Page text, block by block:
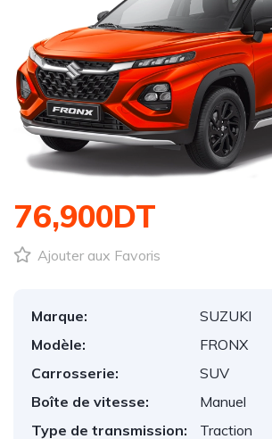
76,900DT
Ajouter aux Favoris
Marque:
SUZUKI
Modèle:
FRONX
Carrosserie:
SUV
Boîte de vitesse:
Manuel
Type de transmission:
Traction